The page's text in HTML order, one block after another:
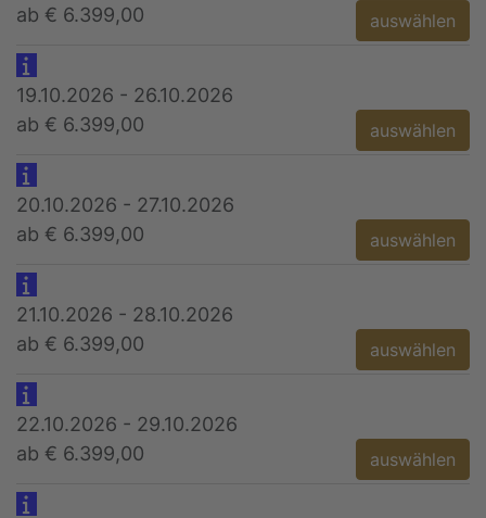
ab € 6.399,00
auswählen
19.10.2026 - 26.10.2026
ab € 6.399,00
auswählen
20.10.2026 - 27.10.2026
ab € 6.399,00
auswählen
21.10.2026 - 28.10.2026
ab € 6.399,00
auswählen
22.10.2026 - 29.10.2026
ab € 6.399,00
auswählen